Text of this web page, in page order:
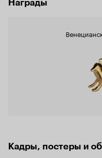
Награды
Кадры, постеры и